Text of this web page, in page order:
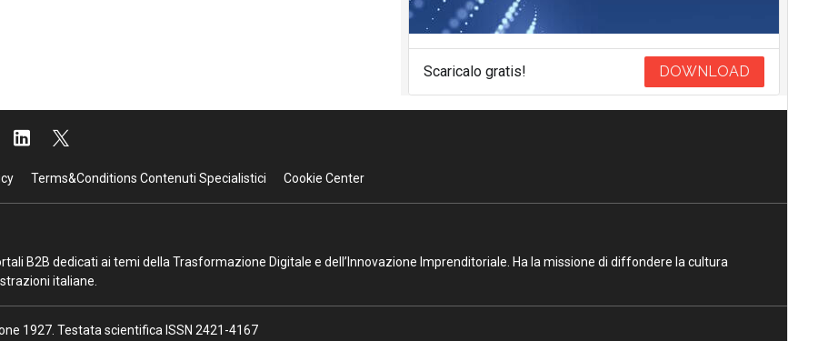
Scaricalo gratis! DOWNLOAD
Terms&Conditions Contenuti Specialistici Cookie Center
B2B dedicati ai temi della Trasformazione Digitale e dell’Innovazione Imprenditoriale. Ha la missione di diffondere la cultura
italiane.
1927. Testata scientifica ISSN 2421-4167